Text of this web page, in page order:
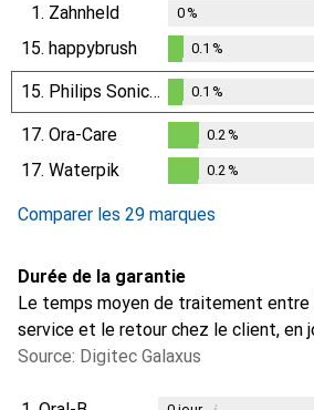
1. Zahnheld 0%
15. happybrush
0.1%
0.1 %
15. Philips Sonicare
0.1%
0.1 %
17. Ora-Care
0.2%
0.2 %
17. Waterpik 0.2 %
Comparer les 29 marques
Durée de la garantie
Le temps moyen de traitement entre
service et le retour chez le client, en
Source: Digitec Galaxus